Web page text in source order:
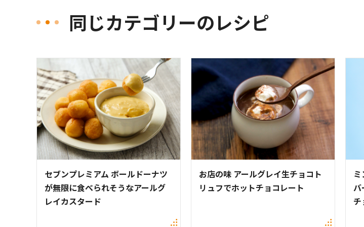
同じカテゴリーのレシピ
セブンプレミアム ボールドーナツ
が無限に食べられそうなアールグ
レイカスタード
お店の味 アールグレイ生チョコト
リュフでホットチョコレート
バ